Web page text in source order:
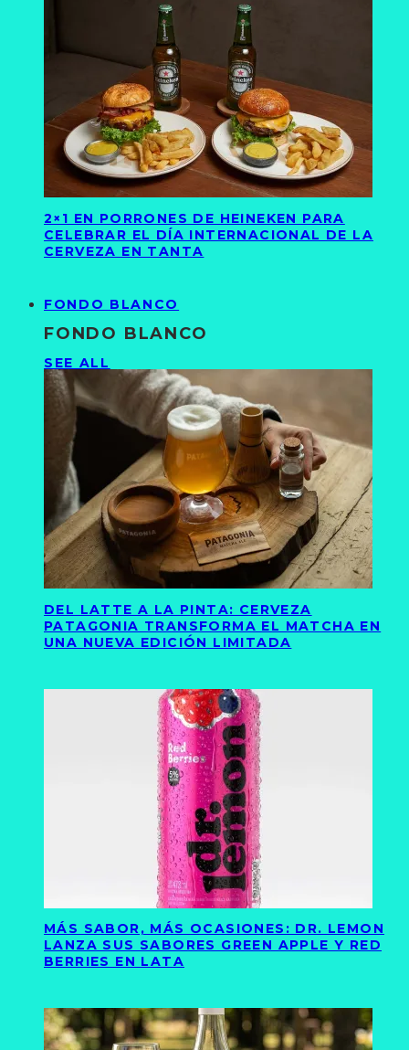
2×1 EN PORRONES DE HEINEKEN PARA
CELEBRAR EL DÍA INTERNACIONAL DE LA
CERVEZA EN TANTA
FONDO BLANCO
FONDO BLANCO
SEE ALL
DEL LATTE A LA PINTA: CERVEZA
PATAGONIA TRANSFORMA EL MATCHA EN
UNA NUEVA EDICIÓN LIMITADA
MÁS SABOR, MÁS OCASIONES: DR. LEMON
LANZA SUS SABORES GREEN APPLE Y RED
BERRIES EN LATA